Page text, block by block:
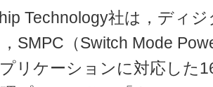
Technology社は，ディジ
SMPC（Switch Mode
リケーションに対応した